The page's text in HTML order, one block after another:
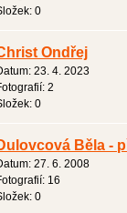
0
Ondřej
23. 4. 2023
2
0
Běla -
27. 6. 2008
16
0